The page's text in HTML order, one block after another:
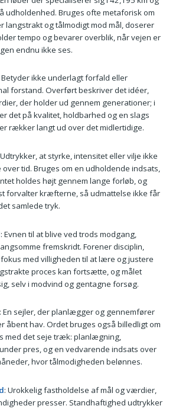
udholdenhed. Bruges ofte metaforisk om
langstrakt og tålmodigt mod mål, doserer
tempo og bevarer overblik, når vejen er
endnu ikke ses.
Betyder ikke underlagt forfald eller
forstand. Overført beskriver det idéer,
der holder ud gennem generationer; i
det på kvalitet, holdbarhed og en slags
rækker langt ud over det midlertidige.
at styrke, intensitet eller vilje ikke
tid. Bruges om en udholdende indsats,
holdes højt gennem lange forløb, og
forvalter kræfterne, så udmattelse ikke får
samlede tryk.
: Evnen til at blive ved trods modgang,
fremskridt. Forener disciplin,
med villigheden til at lære og justere
proces kan fortsætte, og målet
selv i modvind og gentagne forsøg.
En sejler, der planlægger og gennemfører
åbent hav. Ordet bruges også billedligt om
med det seje træk: planlægning,
pres, og en vedvarende indsats over
hvor tålmodigheden belønnes.
: Urokkelig fastholdelse af mål og værdier,
presser. Standhaftighed udtrykker